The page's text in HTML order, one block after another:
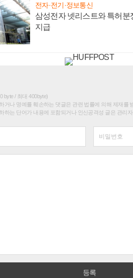
전자·전기·정보통신
삼성전자 넷리스트와 특허분
지급
byte / 최대 400byte)
거나 명예를 훼손하는 댓글은 관련 법률에 의해 제재를
하는 단어가 내용에 포함되거나 인신공격성 글은 관리